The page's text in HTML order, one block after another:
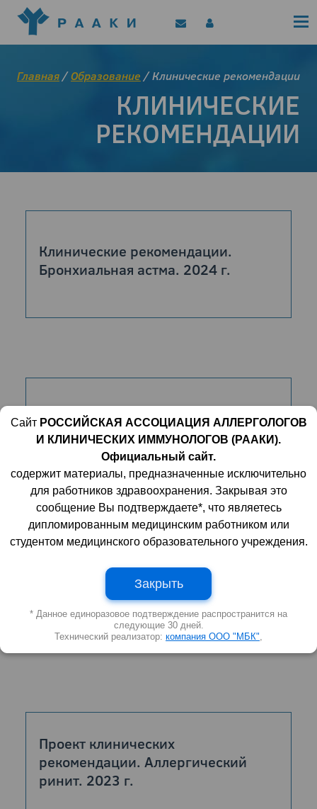
Клинические рекомендации
Позиционные документы
EAACI/РААКИ (статьи)
Цифровой канал
Главная/Образование / Клинические рекомендации
КЛИНИЧЕСКИЕ
РЕКОМЕНДАЦИИ
Клинические рекомендации.
Бронхиальная астма. 2024 г.
Клинические рекомендации.
Крапивница. 2023 г.
Проект клинических
рекомендаций. Атопический
дерматит. 2023 г.
Проект клинических
рекомендации. Аллергический
ринит. 2023 г.
Сайт РОССИЙСКАЯ АССОЦИАЦИЯ АЛЛЕРГОЛОГОВ
И КЛИНИЧЕСКИХ ИММУНОЛОГОВ (РААКИ).
Официальный сайт.
содержит материалы, предназначенные исключительно
для работников здравоохранения. Закрывая это
сообщение Вы подтверждаете*, что являетесь
дипломированным медицинским работником или
студентом медицинского образовательного учреждения.
Закрыть
* Данное единоразовое подтверждение распространится на
следующие 30 дней.
Технический реализатор: компания ООО "МБК",